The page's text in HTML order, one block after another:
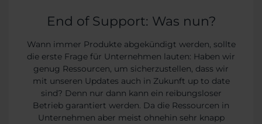
End of Support: Was nun?
Wann immer Produkte abgekündigt werden, sollte
die erste Frage für Unternehmen lauten: Haben wir
genug Ressourcen, um sicherzustellen, dass wir
mit unseren Updates auch in Zukunft up to date
sind? Denn nur dann kann ein reibungsloser
Betrieb garantiert werden. Da die Ressourcen in
Unternehmen aber meist ohnehin sehr knapp